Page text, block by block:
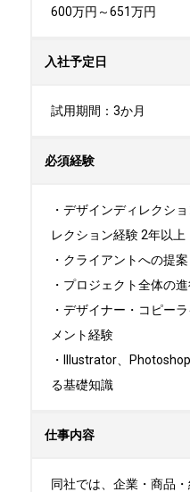
600万円～651万円
入社予定日
試用期間：3か月
必須経験
・デザインディレクシ
レクション経験 2年以上
・クライアントへの提
・プロジェクト全体の
・デザイナー・コピー
メント経験
・Illustrator、
る基礎知識
仕事内容
同社では、企業・商品